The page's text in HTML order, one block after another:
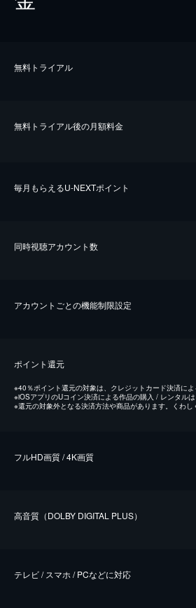
無料トライアル
無料トライアル後の⽉額料金
毎⽉もらえるU-NEXTポイント
同時視聴アカウント数
アカウントごとの機能制限設定
ポイント還元
※40％ポイント還元の対象は、クレジットカード決済によ
※iOSアプリのUコイン決済による作品の購入 / レンタルは
※還元の対象外となる決済方法や商品があります。くわし
フルHD画質 / 4K画質
⾼⾳質（DOLBY DIGITAL PLUS）
テレビ / スマホ / PCなどに対応